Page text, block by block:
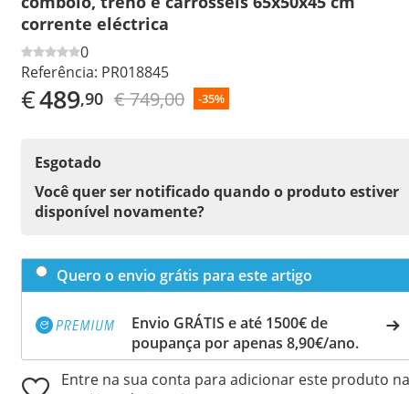
corrente eléctrica
0
Referência: PR018845
€489,90 € 749,00 -35%
Esgotado
Você quer ser notificado quando o produto estiver
disponível novamente?
Quero o envio grátis para este artigo
Envio GRÁTIS e até 1500€ de
poupança por apenas 8,90€/ano.
Entre na sua conta para adicionar este produto na